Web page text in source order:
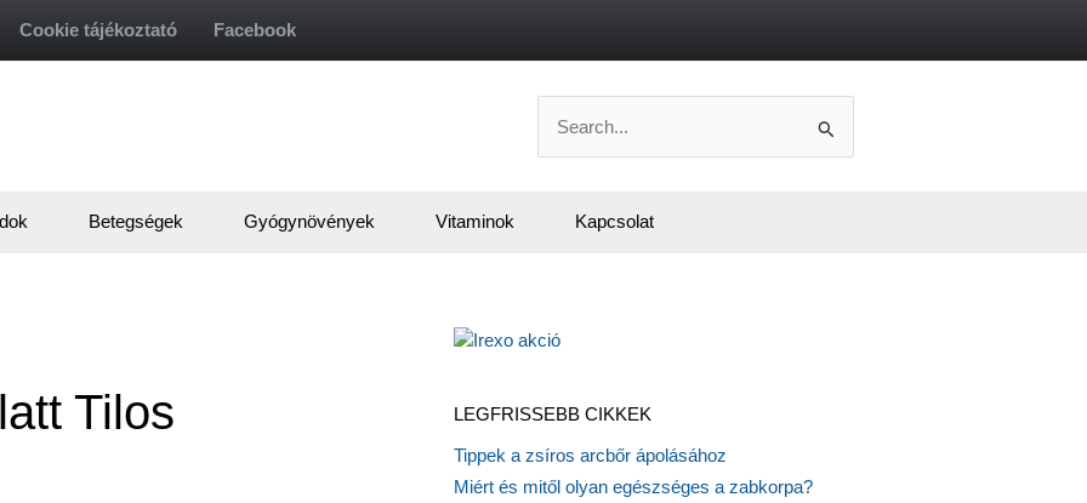
Cookie tájékoztató Facebook
for:
Betegségek Gyógynövények Vitaminok Kapcsolat
Tilos
LEGFRISSEBB CIKKEK
Tippek a zsíros arcbőr ápolásához
Miért és mitől olyan egészséges a zabkorpa?